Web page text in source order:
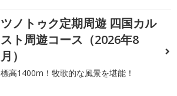
ツノトゥク定期周遊 四国カル
スト周遊コース（2026年8
月）
標高1400m！牧歌的な風景を堪能！